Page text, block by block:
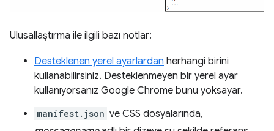
Ulusallaştırma ile ilgili bazı notlar:
Desteklenen yerel ayarlardan herhangi birini
kullanabilirsiniz. Desteklenmeyen bir yerel ayar
kullanıyorsanız Google Chrome bunu yoksayar.
manifest.json ve CSS dosyalarında,